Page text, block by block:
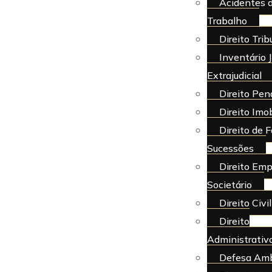
Acidentes
Trabalho
Direito
Inventário
Extrajudicial
Direito
Direito
Direito de
Sucessões
Direito
Societário
Direito Civil
Direito
Defesa